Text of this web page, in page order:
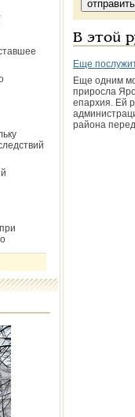
В этой
Еще
Еще одним
приросла
епархия. Ей
района